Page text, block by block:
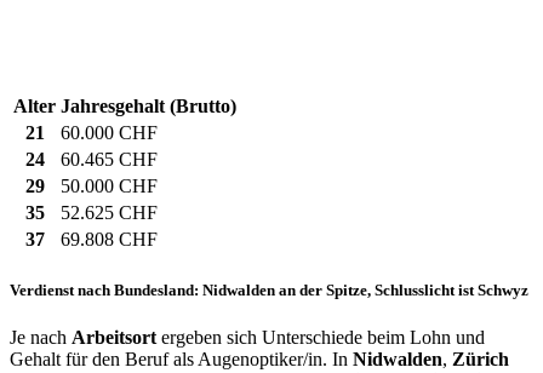
Alter Jahresgehalt (Brutto)
21
60.000 CHF
24
60.465 CHF
29
50.000 CHF
35
52.625 CHF
37
69.808 CHF
Verdienst nach Bundesland: Nidwalden an der Spitze, Schlusslicht ist Schwyz
Je nach Arbeitsort ergeben sich Unterschiede beim Lohn und
Gehalt für den Beruf als Augenoptiker/in. In Nidwalden, Zürich